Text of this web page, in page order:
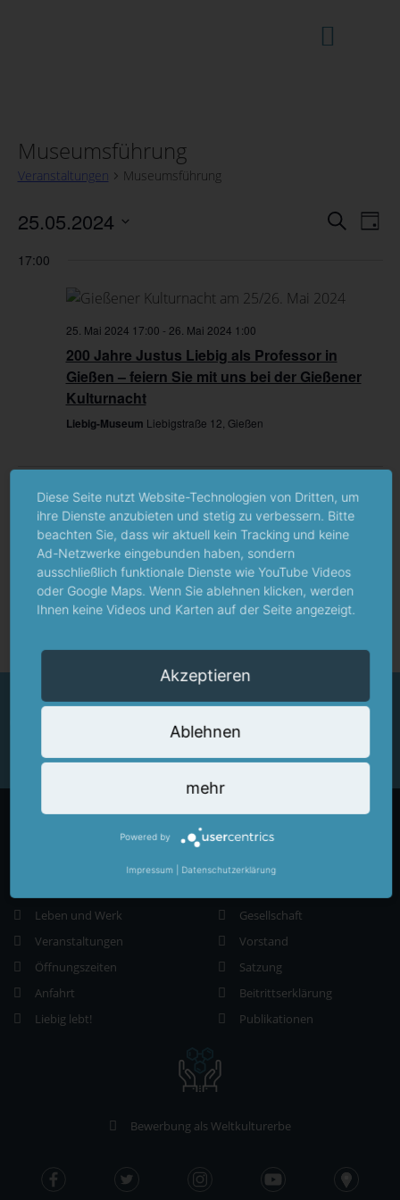
Museumsführung
Veranstaltungen Museumsführung
und
SucheTag
25.05.2024
wählen.
17:00
25. Mai 2024 17:00 - 26. Mai 2024 1:00
200 Jahre Justus Liebig als Professor in
Gießen – feiern Sie mit uns bei der Gießener
Kulturnacht
Liebig-Museum Liebigstraße 12, Gießen
Vorheriger Tag Nächster Tag
Kalender abonnieren
Hessisches Museum des Monats - gefördert
Leben und Werk
Veranstaltungen
Öffnungszeiten
Anfahrt
Liebig lebt!
Gesellschaft
Vorstand
Satzung
Beitrittserklärung
Publikationen
Bewerbung als Weltkulturerbe
Diese Seite nutzt Website-Technologien von Dritten, um
ihre Dienste anzubieten und stetig zu verbessern. Bitte
beachten Sie, dass wir aktuell kein Tracking und keine
Ad-Netzwerke eingebunden haben, sondern
ausschließlich funktionale Dienste wie YouTube Videos
oder Google Maps. Wenn Sie ablehnen klicken, werden
Ihnen keine Videos und Karten auf der Seite angezeigt.
Akzeptieren
Ablehnen
mehr
Powered by
Impressum Datenschutzerklärung